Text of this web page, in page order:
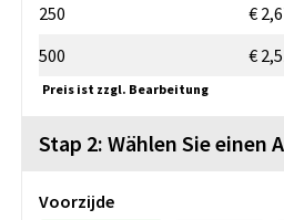
250
€
500
€
Preis ist zzgl. Bearbeitung
Stap 2: Wählen Sie einen
Voorzijde